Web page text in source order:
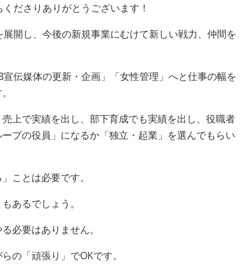
ださりありがとうございます！
開し、今後の新規事業にむけて新しい戦力、仲間を
伝媒体の更新・企画」「女性管理」へと仕事の幅を
上で実績を出し、部下育成でも実績を出し、役職者
プの役員」になるか「独立・起業」を選んでもらい
ことは必要です。
あるでしょう。
必要はありません。
の「頑張り」でOKです。